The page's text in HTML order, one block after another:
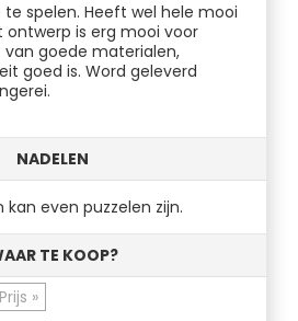
spelen. Heeft wel hele mooi
ontwerp is erg mooi voor
van goede materialen,
goed is. Word geleverd
NADELEN
even puzzelen zijn.
TE KOOP?
Prijs »